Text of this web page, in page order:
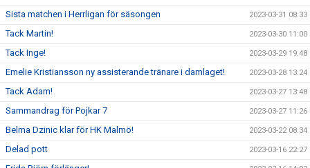
Sista matchen i Herrligan för säsongen 2023-03-31 08:33
Tack Martin! 2023-03-30 11:00
Tack Inge! 2023-03-29 19:48
Emelie Kristiansson ny assisterande tränare i damlaget! 2023-03-28 13:24
Tack Adam! 2023-03-27 13:48
Sammandrag för Pojkar 7 2023-03-27 11:26
Belma Dzinic klar för HK Malmö! 2023-03-22 08:34
Delad pott 2023-03-16 22:27